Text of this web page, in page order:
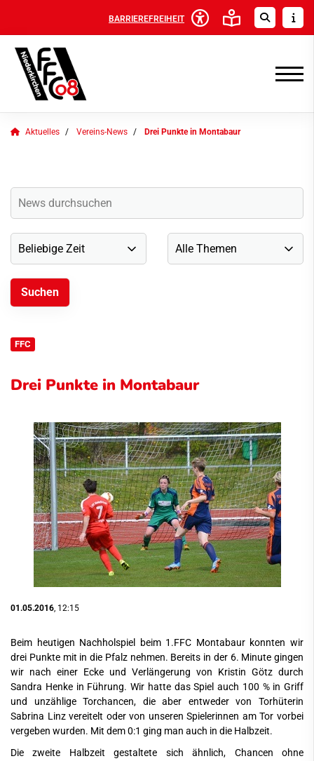
BARRIEREFREIHEIT
Aktuelles Vereins-News Drei Punkte in Montabaur
FFC
Drei Punkte in Montabaur
01.05.2016, 12:15
Beim heutigen Nachholspiel beim 1.FFC Montabaur konnten wir
drei Punkte mit in die Pfalz nehmen. Bereits in der 6. Minute gingen
wir nach einer Ecke und Verlängerung von Kristin Götz durch
Sandra Henke in Führung. Wir hatte das Spiel auch 100 % in Griff
und unzählige Torchancen, die aber entweder von Torhüterin
Sabrina Linz vereitelt oder von unseren Spielerinnen am Tor vorbei
vergeben wurden. Mit dem 0:1 ging man auch in die Halbzeit.
Die zweite Halbzeit gestaltete sich ähnlich, Chancen ohne